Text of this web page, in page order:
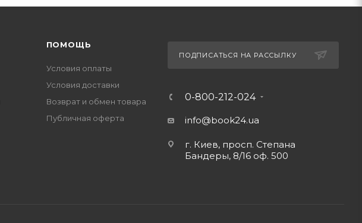
ПОМОЩЬ
Условия оплаты
Условия доставки
Возврат и обмен товара
Публичная оферта
ПОДПИСАТЬСЯ НА РАССЫЛКУ
0-800-212-024
info@book24.ua
г. Киев, просп. Степана
Бандеры, 8/16 оф. 500